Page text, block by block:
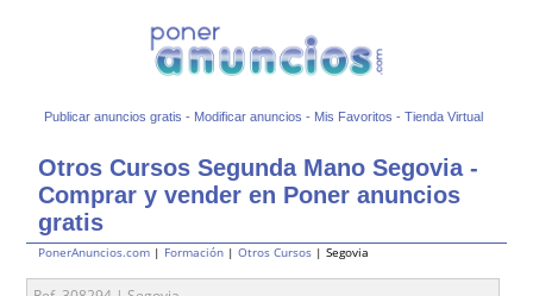
Publicar anuncios gratis - Modificar anuncios - Mis Favoritos -Tienda Virtual
Otros Cursos Segunda Mano Segovia -
Comprar y vender en Poner anuncios
gratis
PonerAnuncios.com | Formación |Otros Cursos | Segovia